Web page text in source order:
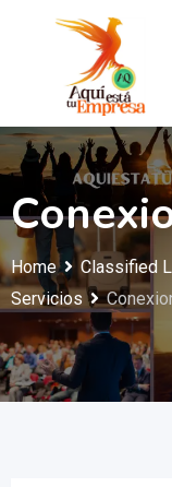
Home Classified
Servicios